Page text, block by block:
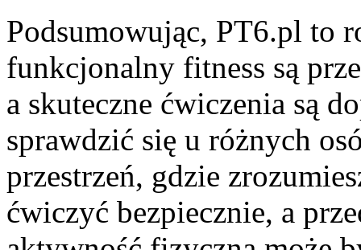
Podsumowując, PT6.pl to
funkcjonalny fitness są
a skuteczne ćwiczenia są
sprawdzić się u różnych
przestrzeń, gdzie
ćwiczyć bezpiecznie, a